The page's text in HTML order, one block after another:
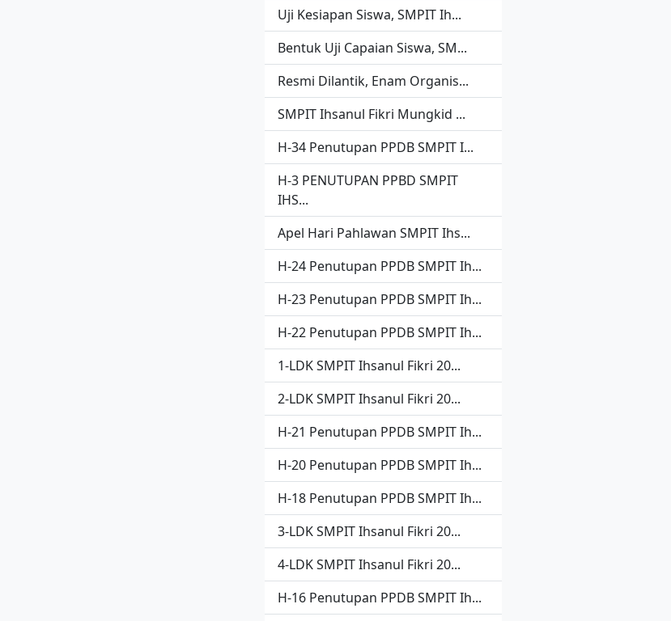
Uji Kesiapan Siswa, SMPIT Ih...
Bentuk Uji Capaian Siswa, SM...
Resmi Dilantik, Enam Organis...
SMPIT Ihsanul Fikri Mungkid ...
H-34 Penutupan PPDB SMPIT I...
H-3 PENUTUPAN PPBD SMPIT
IHS...
Apel Hari Pahlawan SMPIT Ihs...
H-24 Penutupan PPDB SMPIT Ih...
H-23 Penutupan PPDB SMPIT Ih...
H-22 Penutupan PPDB SMPIT Ih...
1-LDK SMPIT Ihsanul Fikri 20...
2-LDK SMPIT Ihsanul Fikri 20...
H-21 Penutupan PPDB SMPIT Ih...
H-20 Penutupan PPDB SMPIT Ih...
H-18 Penutupan PPDB SMPIT Ih...
3-LDK SMPIT Ihsanul Fikri 20...
4-LDK SMPIT Ihsanul Fikri 20...
H-16 Penutupan PPDB SMPIT Ih...